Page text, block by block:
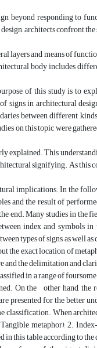
beyond responding to
architects confront
layers and means of
body includes
of this study is to
signs in architectural
between different
on this topic were
explained. This
signifying. As this
implications. In the
and the result of
end. Many studies in the
index and symbols
types of signs as well
the exact location of
and the delimitation and
in a range of
On the other hand, the
presented for the
classification. When
metaphor), 2.
in this table according to